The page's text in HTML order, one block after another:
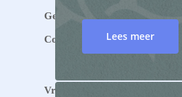
Lees meer
Geven
Contact
Vragen over God